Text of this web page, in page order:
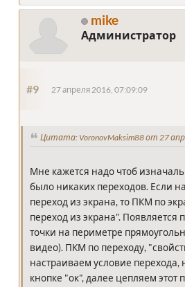
mike
Администратор
#9 27 апреля 2016, 07:09:09
Цитата: VoronovMaksim88 от 27
Мне кажется надо чтоб
было никаких переходов. Если
переход из экрана, то ПКМ по
переход из экрана". Появляется
точки на периметре
видео). ПКМ по переходу,
настраиваем условие перехода,
кнопке "ок", далее цепляем этот